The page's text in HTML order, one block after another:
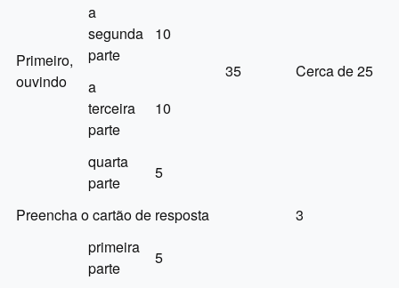
Primeiro,
ouvindo
35 Cerca de 25
a
segunda
parte
10
a
terceira
parte
10
quarta
parte
5
Preencha o cartão de resposta 3
primeira
parte
5